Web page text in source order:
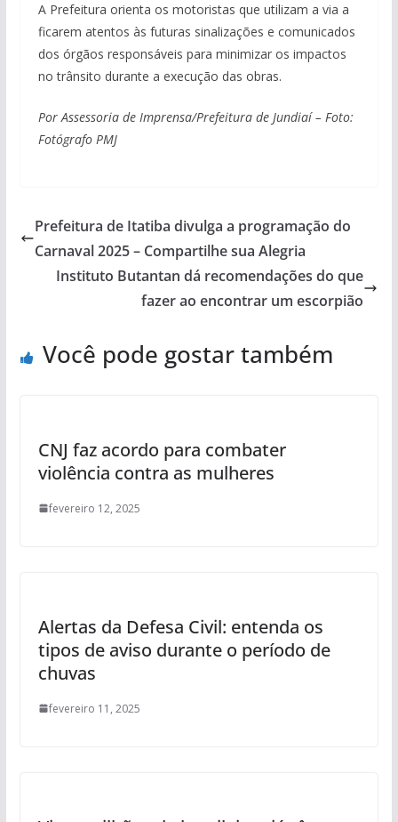
A Prefeitura orienta os motoristas que utilizam a via a
ficarem atentos às futuras sinalizações e comunicados
dos órgãos responsáveis para minimizar os impactos
no trânsito durante a execução das obras.
Por Assessoria de Imprensa/Prefeitura de Jundiaí – Foto:
Fotógrafo PMJ
Prefeitura de Itatiba divulga a programação do
Carnaval 2025 – Compartilhe sua Alegria
Instituto Butantan dá recomendações do que
fazer ao encontrar um escorpião
Você pode gostar também
CNJ faz acordo para combater
violência contra as mulheres
fevereiro 12, 2025
Alertas da Defesa Civil: entenda os
tipos de aviso durante o período de
chuvas
fevereiro 11, 2025